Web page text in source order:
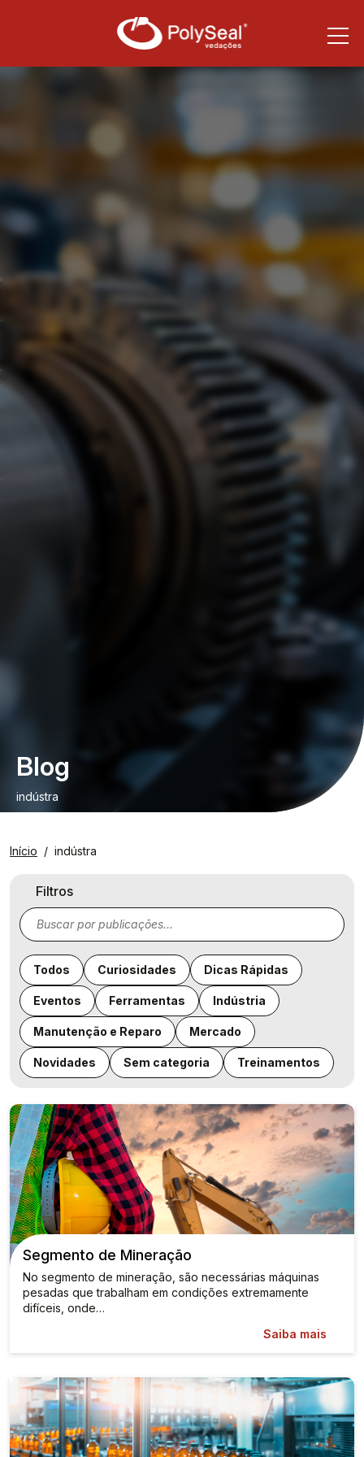
Blog
indústra
Início indústra
Filtros
Todos Curiosidades Dicas Rápidas
Eventos Ferramentas Indústria
Manutenção e Reparo Mercado
Novidades Sem categoria Treinamentos
Segmento de Mineração
No segmento de mineração, são necessárias máquinas
pesadas que trabalham em condições extremamente
difíceis, onde…
Saiba mais